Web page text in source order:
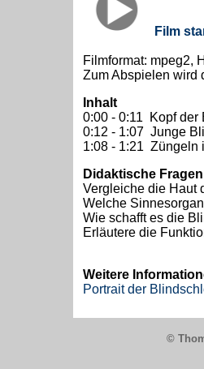
Film
Filmformat: mpeg2,
Zum Abspielen wird
Inhalt
0:00 - 0:11 Kopf der
0:12 - 1:07 Junge
1:08 - 1:21 Züngeln
Didaktische Fragen
Vergleiche die Haut
Welche
Wie schafft es die
Erläutere die
Weitere
Portrait der
©